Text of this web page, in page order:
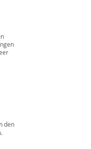
den